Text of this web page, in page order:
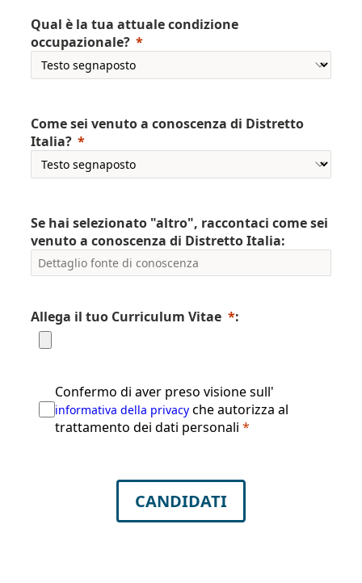
Qual è la tua attuale condizione
occupazionale?
Come sei venuto a conoscenza di Distretto
Italia?
Se hai selezionato "altro", raccontaci come sei
venuto a conoscenza di Distretto Italia:
Allega il tuo Curriculum Vitae *:
Confermo di aver preso visione sull'
informativa della privacy che autorizza al
trattamento dei dati personali *
CANDIDATI